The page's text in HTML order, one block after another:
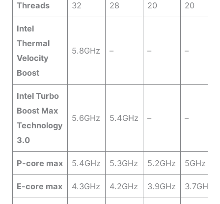
Threads 32 28 20 20
Intel
Thermal
Velocity
Boost
5.8GHz – – –
Intel Turbo
Boost Max
Technology
3.0
5.6GHz 5.4GHz – –
P-core max 5.4GHz 5.3GHz 5.2GHz 5GHz
E-core max 4.3GHz 4.2GHz 3.9GHz 3.7GHz